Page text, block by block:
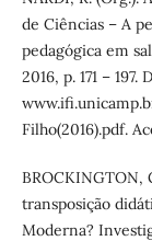
de Ciências – A
pedagógica em
2016, p. 171 –
Filho(2016).pdf.
BROCKINGTON,
transposição
Moderna?